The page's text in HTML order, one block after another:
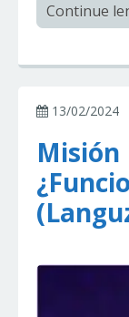
Continue
13/02/2024
Misión